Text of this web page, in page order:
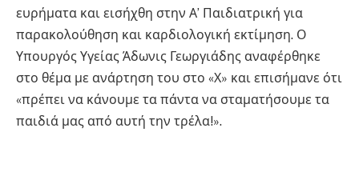
ευρήματα και εισήχθη στην Α’ Παιδιατρική για
παρακολούθηση και καρδιολογική εκτίμηση. Ο
Υπουργός Υγείας Άδωνις Γεωργιάδης αναφέρθηκε
στο θέμα με ανάρτηση του στο «Χ» και επισήμανε ότι
«πρέπει να κάνουμε τα πάντα να σταματήσουμε τα
παιδιά μας από αυτή την τρέλα!».